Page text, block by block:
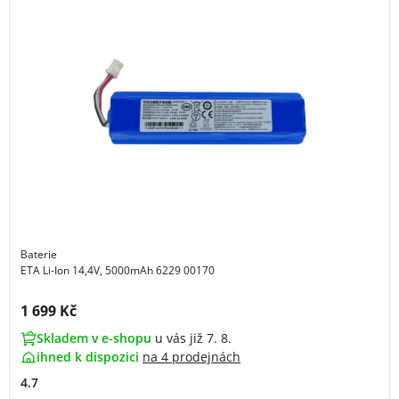
Baterie
ETA Li-Ion 14,4V, 5000mAh 6229 00170
Cena s DPH:
1 699 Kč
Skladem v e-shopu u vás již 7. 8.
ihned k dispozici na 4 prodejnách
4.7